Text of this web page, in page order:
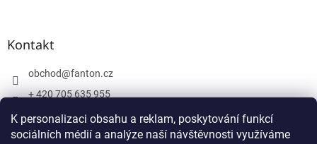
K personalizaci obsahu a reklam, poskytování funkcí
sociálních médií a analýze naší návštěvnosti využíváme
Kontakt
obchod@fanton.cz
+ 420 705 635 955
+ 420 705 635 951